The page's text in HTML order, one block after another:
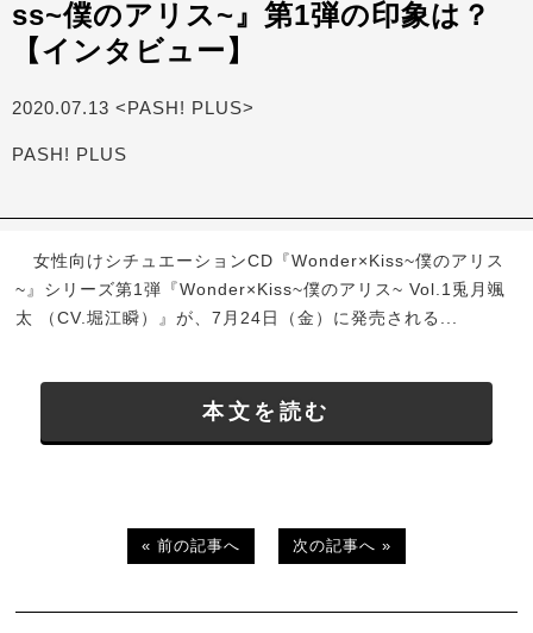
ss~僕のアリス~』第1弾の印象は？
【インタビュー】
2020.07.13 <PASH! PLUS>
PASH! PLUS
女性向けシチュエーションCD『Wonder×Kiss~僕のアリス
~』シリーズ第1弾『Wonder×Kiss~僕のアリス~ Vol.1兎月颯
太 （CV.堀江瞬）』が、7月24日（金）に発売される...
本文を読む
« 前の記事へ 次の記事へ »